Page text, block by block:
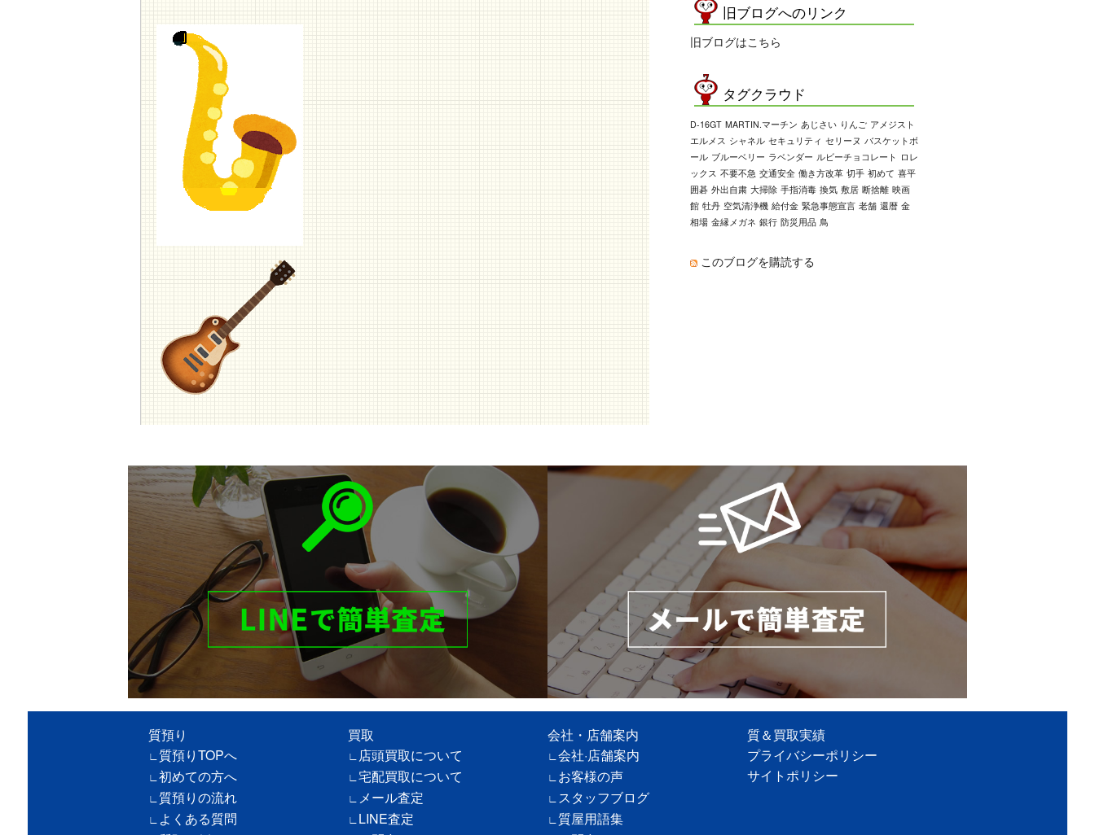
旧ブログへのリンク
旧ブログはこちら
タグクラウド
D-16GT MARTIN.マーチン あじさい りんご アメジスト
エルメス シャネル セキュリティ セリーヌ バスケットボ
ール ブルーベリー ラベンダー ルビーチョコレート ロレ
ックス 不要不急 交通安全 働き方改革 切手 初めて 喜平
囲碁 外出自粛 大掃除 手指消毒 換気 敷居 断捨離 映画
館 牡丹 空気清浄機 給付金 緊急事態宣言 老舗 還暦 金
相場 金縁メガネ 銀行 防災用品 鳥
このブログを購読する
質預り
質預りTOPへ
初めての方へ
質預りの流れ
よくある質問
買取
店頭買取について
宅配買取について
メール査定
LINE査定
会社・店舗案内
会社·店舗案内
お客様の声
スタッフブログ
質屋用語集
質＆買取実績
プライバシーポリシー
サイトポリシー